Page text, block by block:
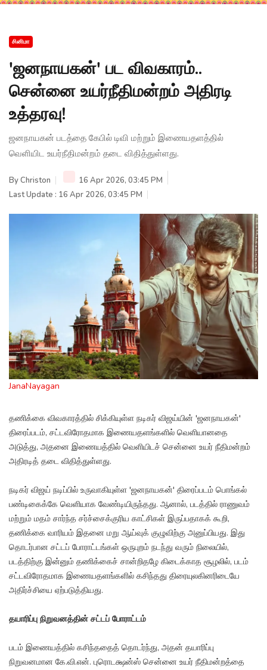
சினிமா
'ஜனநாயகன்' பட விவகாரம்..
சென்னை உயர்நீதிமன்றம் அதிரடி
உத்தரவு!
ஜனநாயகன் படத்தை கேபில் டிவி மற்றும் இணையதளத்தில்
வெளியிட உயர்நீதிமன்றம் தடை விதித்துள்ளது.
ByChriston
16 Apr 2026, 03:45 PM
Last Update : 16 Apr 2026, 03:45 PM
JanaNayagan
தணிக்கை விவகாரத்தில் சிக்கியுள்ள நடிகர் விஜய்யின் 'ஜனநாயகன்'
திரைப்படம், சட்டவிரோதமாக இணையதளங்களில் வெளியானதை
அடுத்து, அதனை இணையத்தில் வெளியிடச் சென்னை உயர் நீதிமன்றம்
அதிரடித் தடை விதித்துள்ளது.
நடிகர் விஜய் நடிப்பில் உருவாகியுள்ள 'ஜனநாயகன்' திரைப்படம் பொங்கல்
பண்டிகைக்கே வெளியாக வேண்டியிருந்தது. ஆனால், படத்தில் ராணுவம்
மற்றும் மதம் சார்ந்த சர்ச்சைக்குரிய காட்சிகள் இருப்பதாகக் கூறி,
தணிக்கை வாரியம் இதனை மறு ஆய்வுக் குழுவிற்கு அனுப்பியது. இது
தொடர்பான சட்டப் போராட்டங்கள் ஒருபுறம் நடந்து வரும் நிலையில்,
படத்திற்கு இன்னும் தணிக்கைச் சான்றிதழே கிடைக்காத சூழலில், படம்
சட்டவிரோதமாக இணையதளங்களில் கசிந்தது திரையுலகினரிடையே
அதிர்ச்சியை ஏற்படுத்தியது.
தயாரிப்பு நிறுவனத்தின் சட்டப் போராட்டம்
படம் இணையத்தில் கசிந்ததைத் தொடர்ந்து, அதன் தயாரிப்பு
நிறுவனமான கே.வி.என். புரொடக்ஷன்ஸ் சென்னை உயர் நீதிமன்றத்தை